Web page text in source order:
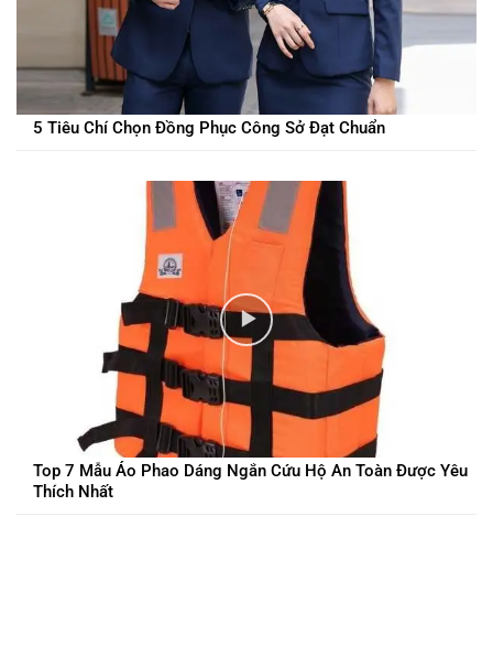
5 Tiêu Chí Chọn Đồng Phục Công Sở Đạt Chuẩn
Top 7 Mẫu Áo Phao Dáng Ngắn Cứu Hộ An Toàn Được Yêu
Thích Nhất